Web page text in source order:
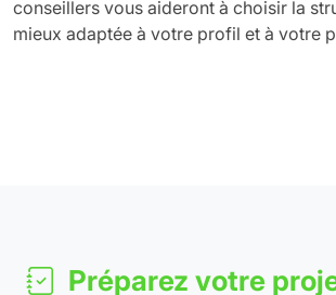
conseillers vous aideront à choisir la
mieux adaptée à votre profil et à votre
Préparez votre